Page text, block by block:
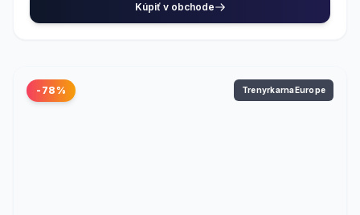
Kúpiť v obchode
-78% TrenyrkarnaEurope